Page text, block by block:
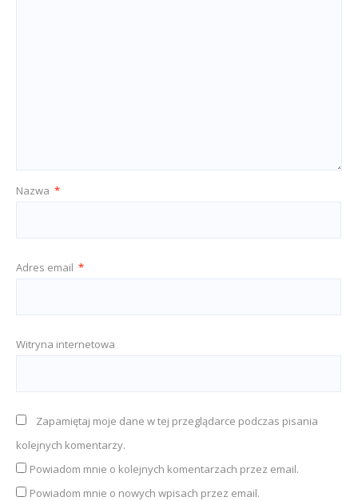
Nazwa *
Adres email *
Witryna internetowa
Zapamiętaj moje dane w tej przeglądarce podczas pisania
kolejnych komentarzy.
Powiadom mnie o kolejnych komentarzach przez email.
Powiadom mnie o nowych wpisach przez email.